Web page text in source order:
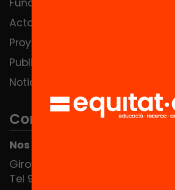
Fundación
Actos
Proyectos
Publicaciones y vídeos
Noticias
Contacto
Nos puedes encontrar en el
Girona 34, interior 08010
Tel 934 588 700